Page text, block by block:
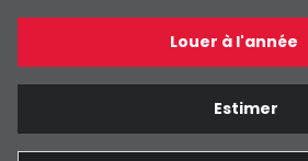
De l'immo pro
Louer à l'année
De l'immo pro
Estimer